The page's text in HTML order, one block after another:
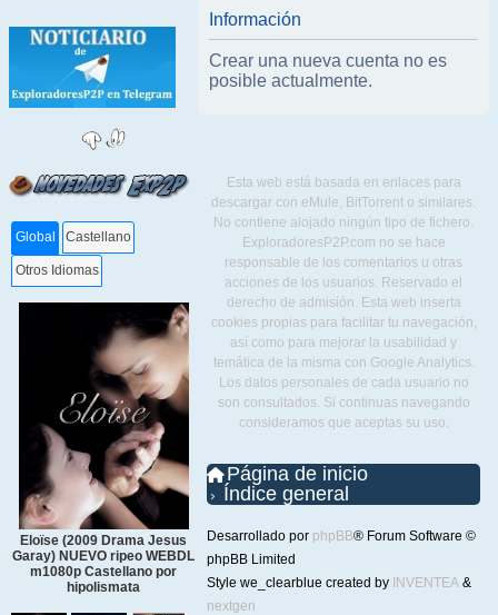
Global Castellano
Otros Idiomas
Eloïse (2009 Drama Jesus
Garay) NUEVO ripeo WEBDL
m1080p Castellano por
hipolismata
Información
Crear una nueva cuenta no es
posible actualmente.
Esta web está basada en enlaces para
descargar con eMule, BitTorrent o similares.
No contiene alojado ningún tipo de fichero.
ExploradoresP2P.com no se hace
responsable de los comentarios u otras
acciones de los usuarios. Reservado el
derecho de admisión. Esta web inserta
cookies propias para facilitar tu navegación,
así como para mejorar la usabilidad y
temática de la misma con Google Analytics.
Los datos personales de cada usuario no
son consultados. Si continuas navegando
consideramos que aceptas su uso.
Página de inicio
Índice general
Desarrollado por phpBB® Forum Software ©
phpBB Limited
Style we_clearblue created by INVENTEA &
nextgen